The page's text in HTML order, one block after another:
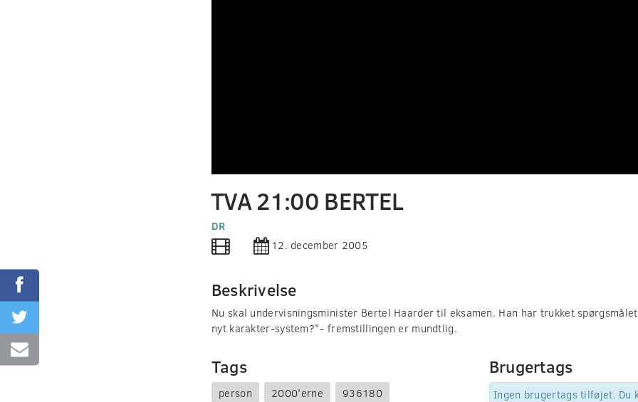
0
seconds
90%
TVA 21:00 BERTEL
DR
12. december 2005
Beskrivelse
Nu skal undervisningsminister Bertel Haarder til eksamen. Han har trukket
nyt karakter-system?"- fremstillingen er mundtlig.
Tags
person 2000'erne
936180
Brugertags
Ingen brugertags tilføjet. Du